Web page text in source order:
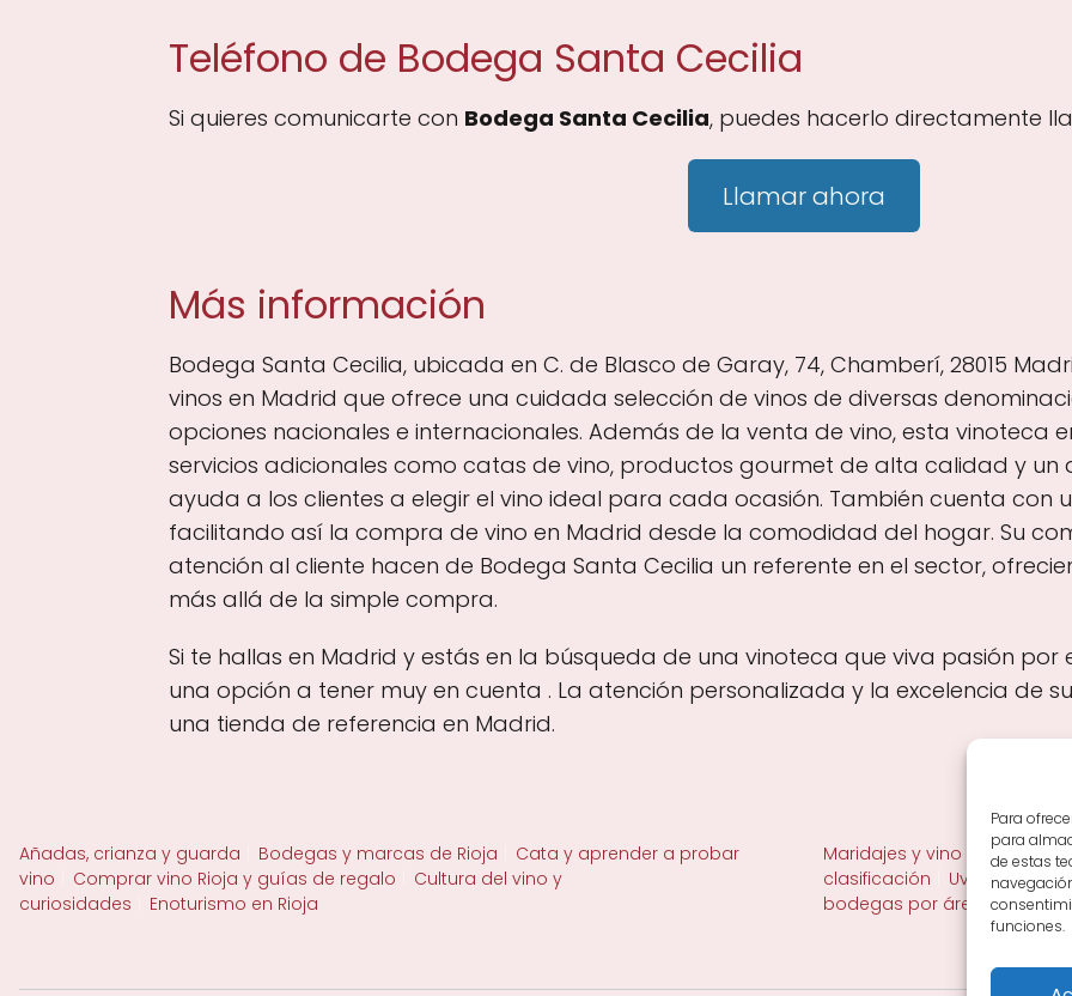
Para
para
de estas
funciones.
Teléfono de Bodega Santa Cecilia
Si quieres comunicarte con Bodega Santa Cecilia, puedes hacerlo directamente
Llamar ahora
Más información
Bodega Santa Cecilia, ubicada en C. de Blasco de Garay, 74, Chamberí, 28015
vinos en Madrid que ofrece una cuidada selección de vinos de diversas
opciones nacionales e internacionales. Además de la venta de vino, esta vinoteca
servicios adicionales como catas de vino, productos gourmet de alta calidad y un
ayuda a los clientes a elegir el vino ideal para cada ocasión. También cuenta con
facilitando así la compra de vino en Madrid desde la comodidad del hogar. Su
atención al cliente hacen de Bodega Santa Cecilia un referente en el sector,
más allá de la simple compra.
Si te hallas en Madrid y estás en la búsqueda de una vinoteca que viva pasión por
una opción a tener muy en cuenta . La atención personalizada y la excelencia de
una tienda de referencia en Madrid.
Añadas, crianza y guarda Bodegas y marcas de Rioja
Cata y aprender a probar
vino
Comprar vino Rioja y guías de regalo
Cultura del vino y
curiosidades
Enoturismo en Rioja
Maridajes y vino en la mesa
clasificación
Uvas y viñedo
bodegas por área